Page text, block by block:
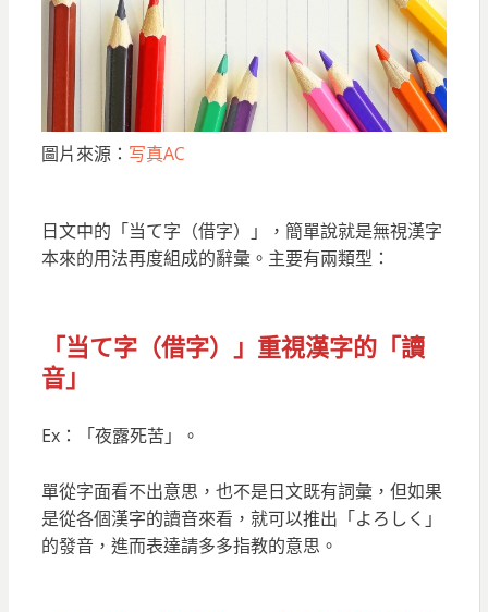
圖片來源： 写真AC
日文中的「当て字（借字）」，簡單說就是無視漢字
本來的用法再度組成的辭彙。主要有兩類型：
「当て字（借字）」 重視漢字的「讀
音」
Ex：「夜露死苦」。
單從字面看不出意思，也不是日文既有詞彙，但如果
是從各個漢字的讀音來看，就可以推出「よろしく」
的發音，進而表達請多多指教的意思。